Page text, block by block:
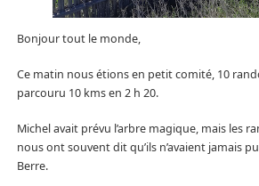
Bonjour tout le monde,
Ce matin nous étions en petit comité, 10
parcouru 10 kms en 2 h 20.
Michel avait prévu l’arbre magique, mais les
nous ont souvent dit qu’ils n’avaient jamais
Berre.